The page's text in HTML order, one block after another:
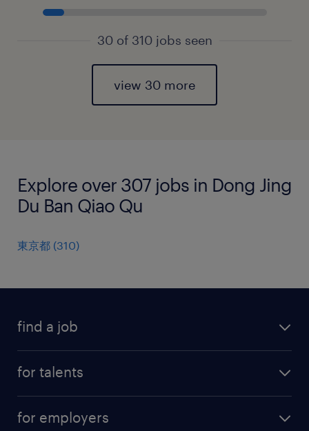
30 of 310 jobs seen
view 30 more
Explore over 307 jobs in Dong Jing
Du Ban Qiao Qu
東京都 (310)
find a job
for talents
for employers